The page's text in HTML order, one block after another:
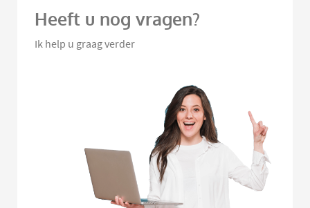
Heeft u nog vragen?
Ik help u graag verder